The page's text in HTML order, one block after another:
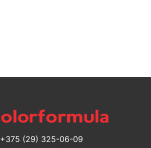
+375 (29) 325-06-09